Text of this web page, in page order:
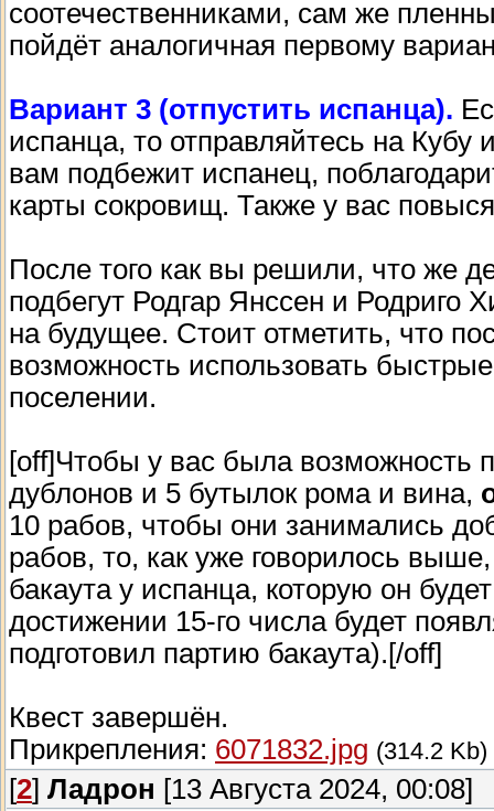
соотечественниками, сам же
пойдёт аналогичная первому
Вариант 3 (отпустить испанца).
испанца, то отправляйтесь на Кубу
вам подбежит испанец,
карты сокровищ. Также у вас
После того как вы решили, что же
подбегут Родгар Янссен и Родриго
на будущее. Стоит отметить, что
возможность использовать
поселении.
[off]Чтобы у вас была возможность
дублонов и 5 бутылок рома и вина,
10 рабов, чтобы они занимались
рабов, то, как уже говорилось
бакаута у испанца, которую он
достижении 15-го числа будет
подготовил партию бакаута).[/off]
Квест завершён.
Прикрепления: 6071832.jpg (314.2 Kb)
[2] Ладрон [13 Августа 2024, 00:08]